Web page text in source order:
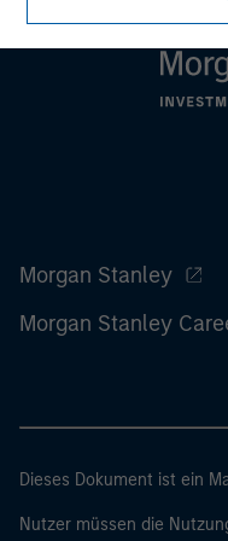
Morgan Stanley
Morgan Stanley
Dieses Dokument ist ein
Nutzer müssen die